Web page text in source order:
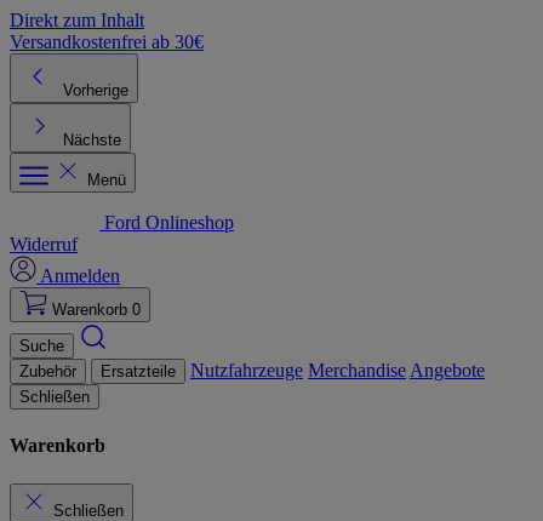
Direkt zum Inhalt
Versandkostenfrei ab 30€
Vorherige
Nächste
Menü
Ford Onlineshop
Widerruf
Anmelden
Warenkorb 0
Suche
Zubehör
Ersatzteile Nutzfahrzeuge Merchandise Angebote
Schließen
Warenkorb
Schließen